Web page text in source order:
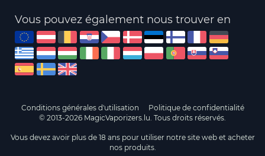
Vous pouvez également nous trouver en
Conditions générales d'utilisation
Politique de confidentialité
© 2013-2026 MagicVaporizers.lu. Tous droits réservés.
Vous devez avoir plus de 18 ans pour utiliser notre site web et acheter
nos produits.